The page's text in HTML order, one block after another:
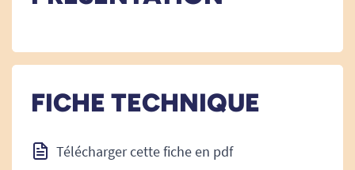
FICHE TECHNIQUE
Télécharger cette fiche en pdf